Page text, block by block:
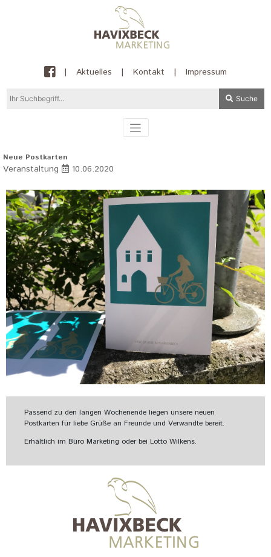
| Aktuelles | Kontakt | Impressum
Suche
Neue Postkarten
Veranstaltung 10.06.2020
Passend zu den langen Wochenende liegen unsere neuen
Postkarten für liebe Grüße an Freunde und Verwandte bereit.
Erhältlich im Büro Marketing oder bei Lotto Wilkens.